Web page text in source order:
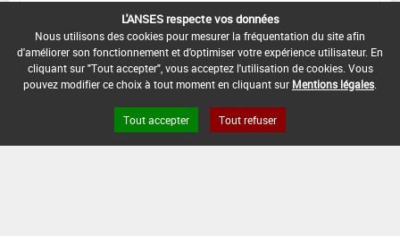
DATE DE FIN DE DISTRIBUTION :
31/12/2006
L'ANSES respecte vos données
Nous utilisons des cookies pour mesurer la fréquentation du site afin
d'améliorer son fonctionnement et d'optimiser votre expérience utilisateur. En
cliquant sur "Tout accepter", vous acceptez l'utilisation de cookies. Vous
pouvez modifier ce choix à tout moment en cliquant sur Mentions légales
Tout accepter Tout refuser